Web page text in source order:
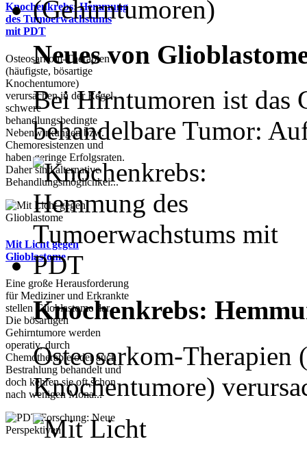
Knochenkrebs: Hemmung
des Tumoerwachstums
mit PDT
Osteosarkom-Therapien
(häufigste, bösartige
Knochentumore)
verursachen in der Regel
schwere
behandlungsbedingte
Nebenwirkungen bzw.
Chemoresistenzen und
haben geringe Erfolgsraten.
Daher sind alternative
Behandlungsmöglichkei...
Mit Licht gegen
Glioblastome
Eine große Herausforderung
für Mediziner und Erkrankte
stellen Glioblastome dar.
Die bösartigen
Gehirntumore werden
operativ, durch
Chemotherapie oder auch
Bestrahlung behandelt und
doch kehren sie oft schon
nach wenigen Mona...
Neues von
Bei Hirntumoren ist das
behandelbare Tumor:
Knochenkrebs:
Osteosarkom-Therapien
Knochentumore)